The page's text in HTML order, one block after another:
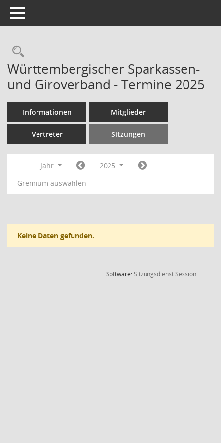
Toggle navigation
Rechercheauswahl
Württembergischer Sparkassen-
und Giroverband - Termine 2025
Informationen Mitglieder
Vertreter Sitzungen
Jahr
2025
Gremium auswählen
Keine Daten gefunden.
Software:SitzungsdienstSession(Wird in